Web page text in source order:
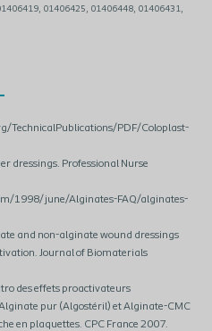
01406425, 01406448, 01406431,
TechnicalPublications/PDF/Coloplast-
dressings. Professional Nurse
1998/june/Alginates-FAQ/alginates-
and non-alginate wound dressings
Journal of Biomaterials
des effets proactivateurs
pur (Algostéril) et Alginate-CMC
en plaquettes. CPC France 2007.